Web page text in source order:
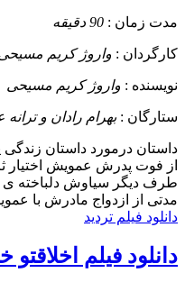
مدت زمان : 90 دقیقه
کارگردان : واروژ کریم
نویسنده : واروژ کریم مسیحی
ستارگان :بهرام رادان و
داستان درمورد داستان
از فوت پدرش عمویش اختیار
طرف دیگر سیاوش دلباخته
مدتی از ازدواج مادرش با
دانلود فیلم تردید
دانلود فیلم